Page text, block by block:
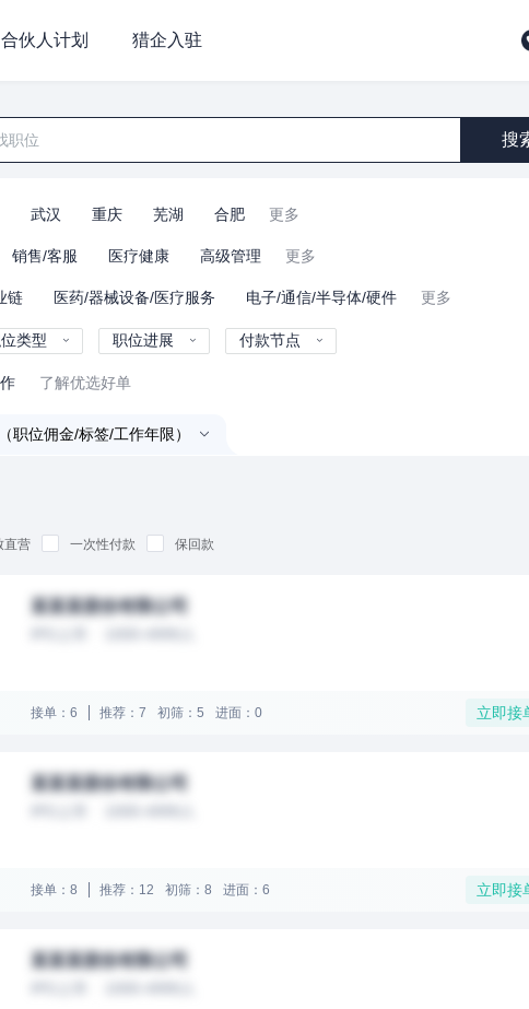
合伙人计划 猎企入驻
搜
武汉 重庆 芜湖 合肥 更多
销售/客服 医疗健康 高级管理 更多
链 医药/器械设备/医疗服务 电子/通信/半导体/硬件 更多
类型 职位进展 付款节点
了解优选好单
职位佣金/标签/工作年限）
直营 一次性付款 保回款
某某某股份有限公司
接单：6 推荐：7 初筛：5 进面：0 立即接
某某某股份有限公司
接单：8 推荐：12 初筛：8 进面：6 立即接
某某某股份有限公司